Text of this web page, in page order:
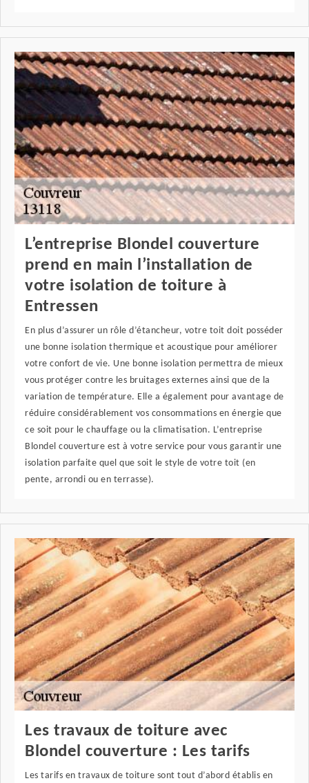
L’entreprise Blondel couverture
prend en main l’installation de
votre isolation de toiture à
Entressen
En plus d’assurer un rôle d’étancheur, votre toit doit posséder
une bonne isolation thermique et acoustique pour améliorer
votre confort de vie. Une bonne isolation permettra de mieux
vous protéger contre les bruitages externes ainsi que de la
variation de température. Elle a également pour avantage de
réduire considérablement vos consommations en énergie que
ce soit pour le chauffage ou la climatisation. L’entreprise
Blondel couverture est à votre service pour vous garantir une
isolation parfaite quel que soit le style de votre toit (en
pente, arrondi ou en terrasse).
Les travaux de toiture avec
Blondel couverture : Les tarifs
Les tarifs en travaux de toiture sont tout d’abord établis en